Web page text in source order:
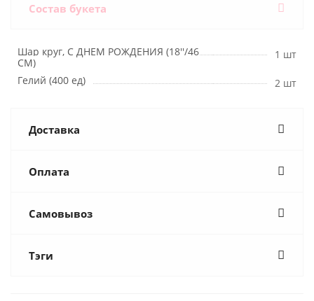
Состав букета
Шар круг, С ДНЕМ РОЖДЕНИЯ (18''/46
СМ)
1 шт
Гелий (400 ед)
2 шт
Доставка
Оплата
Самовывоз
Тэги